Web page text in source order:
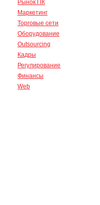
Рынок ПК
Маркетинг
Торговые сети
Оборудование
Outsourcing
Кадры
Регулирование
Финансы
Web